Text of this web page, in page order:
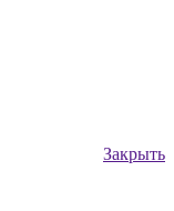
Закрыть